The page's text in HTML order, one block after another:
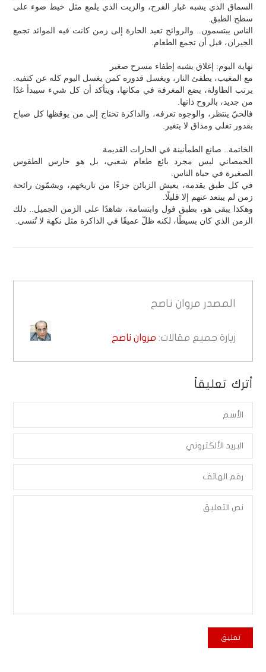
السماق الذي يشبه غبار الفرح، والزيت الذي يلمع مثل خيط ضوء على
سطح الطبق.
الناس يبتسمون.. والروائح تعيد الحارة إلى زمن كانت فيه الموائد تجمع
الجيران، قبل أن تجمع الطعام.
نهاية اليوم: إغلاق يشبه إطفاء مسرح صغير
مع المغيب، يطفئ النار، ويغسل قدوره كمن يغسل اليوم كله عن كتفيه.
يرتب الطاولة، يضع المغرفة في مكانها، ويتأكد أن كل شيء سيبدأ غدًا
من جديد، بالروح ذاتها.
فالحيّ ينتظر، والوجوه تعرفه، والذاكرة تحتاج إلى من يوقظها كل صباح
بقدور تغلي ومذاق لا يتغير.
الخاتمة.. صانع الطمأنينة في الحارات القديمة
الحمصاني ليس مجرد بائع طعام شعبي، بل هو حارس الطقوس
الصغيرة في حياة الناس.
في كل طبق يقدمه، يعيش الزبائن جزءًا من تاريخهم، ويشمّون رائحة
زمن لم يبتعد عنهم إلا قليلًا.
وهكذا يبقى هو، بطبق فول وابتسامة، شاهدًا على الزمن الجميل.. ذلك
الزمن الذي كان بسيطًا، لكنه ظلّ عميقًا في الذاكرة مثل نكهة لا تُنسى.
المصدر مروان ناصح
زيارة جميع مقالات: مروان ناصح
أترك تعليقاً